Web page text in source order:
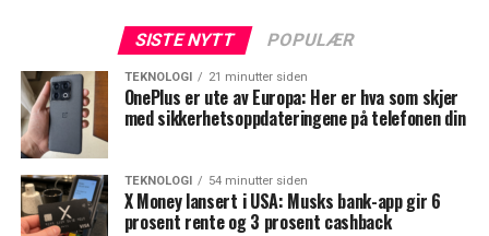
SISTE NYTT POPULÆR
TEKNOLOGI 21 minutter siden
OnePlus er ute av Europa: Her er hva som skjer
med sikkerhetsoppdateringene på telefonen din
TEKNOLOGI 54 minutter siden
X Money lansert i USA: Musks bank-app gir 6
prosent rente og 3 prosent cashback